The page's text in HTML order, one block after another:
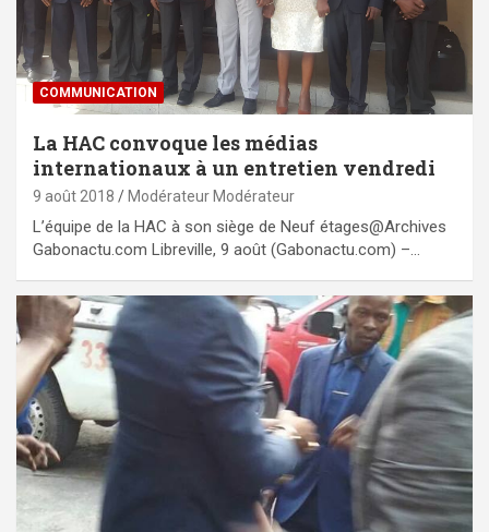
COMMUNICATION
La HAC convoque les médias
internationaux à un entretien vendredi
9 août 2018 Modérateur Modérateur
L’équipe de la HAC à son siège de Neuf étages@Archives
Gabonactu.com Libreville, 9 août (Gabonactu.com) –…